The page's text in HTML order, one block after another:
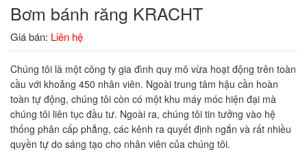
Bơm bánh răng KRACHT
Giá bán: Liên hệ
Chúng tôi là một công ty gia đình quy mô vừa hoạt động trên toàn
cầu với khoảng 450 nhân viên. Ngoài trung tâm hậu cần hoàn
toàn tự động, chúng tôi còn có một khu máy móc hiện đại mà
chúng tôi liên tục đầu tư. Ngoài ra, chúng tôi tin tưởng vào hệ
thống phân cấp phẳng, các kênh ra quyết định ngắn và rất nhiều
quyền tự do sáng tạo cho nhân viên của chúng tôi.